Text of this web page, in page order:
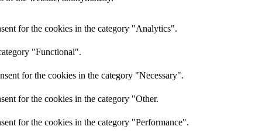
for the cookies in the category "Analytics".
"Functional".
for the cookies in the category "Necessary".
for the cookies in the category "Other.
for the cookies in the category "Performance".